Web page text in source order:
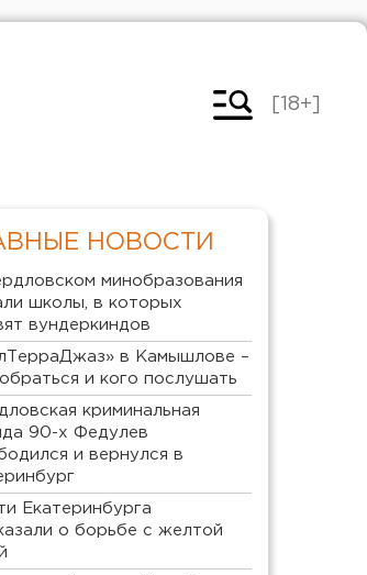
[18+]
НОВОСТИ
минобразования
школы, в которых
вундеркиндов
в Камышлове –
и кого послушать
криминальная
90-х Федулев
и вернулся в
Екатеринбурга
о борьбе с желтой